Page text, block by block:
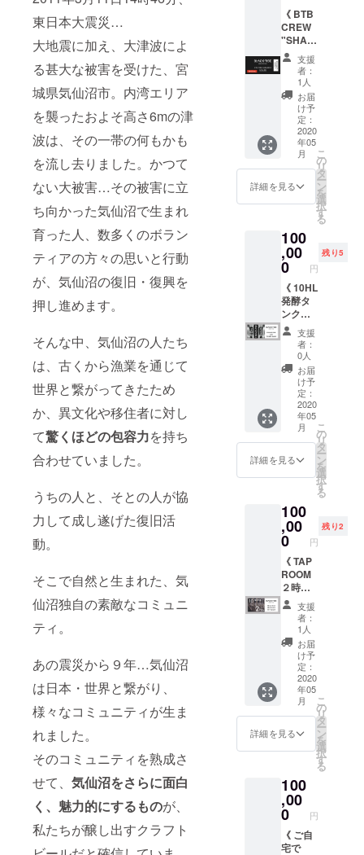
東日本大震災…
大地震に加え、大津波によ
る甚大な被害を受けた、宮
城県気仙沼市。内湾エリア
を襲ったおよそ高さ6mの津
波は、その一帯の何もかも
を流し去りました。かつて
ない大被害…その被害に立
ち向かった気仙沼で生まれ
育った人、数多くのボラン
ティアの方々の思いと行動
が、気仙沼の復旧・復興を
押し進めます。
そんな中、気仙沼の人たち
は、古くから漁業を通じて
世界と繋がってきたため
か、異文化や移住者に対し
て驚くほどの包容力を持ち
合わせていました。
うちの人と、そとの人が協
力して成し遂げた復旧活
動。
そこで自然と生まれた、気
仙沼独自の素敵なコミュニ
ティ。
あの震災から９年…気仙沼
は日本・世界と繋がり、
様々なコミュニティが生ま
れました。
そのコミュニティを熟成さ
せて、 気仙沼をさらに面白
く、魅力的にするものが、
私たちが醸し出すクラフト
クラブ
限定
パー
ティー
開催！
オリジ
ナルグ
ラス持
参で
シーズ
ナブル
ビール
提供！
※継続加
年、会
員証とT
シャツ
りしま
す。 ※T
シャツ
は非売
品のグ
リーン
ロゴの
ものに
なりま
す。 サ
イズを
ご選択
い。
ケット
は１枚
で１名
様分で
すので
ご了承
くださ
い。 ※
缶ビー
ル第１
段：
2020年
夏頃発
送予定
※缶ビー
冬頃発
送予定
※Tシャ
ツは非
売品の
グリー
ンロゴ
のもの
になり
ます。
サイズ
をご選
択くだ
さい。
・オリ
ジナル
コース
ター x 4
枚 ・ロ
ゴス
テッ
カー x 2
枚 ・オ
リジナ
ルTシャ
ツ（非
売品）x
2枚 出
12缶
セット
をクー
ル便で
お送り
しま
す！！
※Tシャ
ツ、グ
ラスは
2020年
春頃発
送予定
※缶ビー
ル第１
段：
2020年
夏頃発
※缶ビー
段：
2020年
秋頃発
送予定
※缶ビー
ル第３
段：
2020年
冬頃発
送予定
※Tシャ
ツは非
売品の
グリー
ンロゴ
のもの
になり
ます。
さい。
《 BTB
CREW
"SHAR
K" ５年
継続加
入コー
ス + α
》 ・
SHARK
会員証
（ BTB
TAP
ROOM
でのお
会計
10% off
リジナ
ルTシャ
ツ（非
売品）x
1枚 ・
オリジ
ナル
パー
カー x 1
（パー
プル or
チャ
コー
ル） ・
オリジ
ナル
キャッ
プ x 1個
（グ
ブラッ
ク or グ
リー
ン） ・”
ファン
クラブ
限定
パー
ティー
飲み放
題 ”（年
１回）
・ロゴ
入りオ
リジナ
ルグラ
ス x 1個
・オリ
ジナル
コース
枚 ・ロ
ゴス
テッ
カー x 1
枚 ・缶
ビール
支援
者：
1人
お届
け予
定：
2020
年05
月
詳細を見る
こ
の
リ
タ
ー
ン
を
選
択
す
る
100
,00
0 円
残り5
《 10HL
発酵タ
ンクに
あなた
のお名
前を貼
ります
コース
》 ・
10HL発
酵タン
クにお
名前
シール
を貼る
権利 ・
ナルT
シャツ
（非売
品） x 1
枚 ・オ
リジナ
ルパー
カー x 1
枚
（パー
プル or
チャ
コー
ル） ・
オリジ
ナル
キャッ
プ x 1個
（グ
レー or
ク or グ
リー
ン） ・
ロゴ入
りオリ
ジナル
支援
者：
0人
お届
け予
定：
2020
年05
月
詳細を見る
こ
の
リ
タ
ー
ン
を
選
択
す
る
100
,00
0 円
残り2
《 TAP
ROOM
２時間
貸切
コース
》 ・
TAP
ROOM
２時間
貸切＆
飲み放
題チ
ケット
（１０
名様ま
で） ・
ナルT
シャツ
× 御来
店人数
分 ・ロ
ゴ入り
支援
者：
1人
お届
け予
定：
2020
年05
月
詳細を見る
こ
の
リ
タ
ー
ン
を
選
択
す
る
100
,00
0 円
《 ご自
宅で